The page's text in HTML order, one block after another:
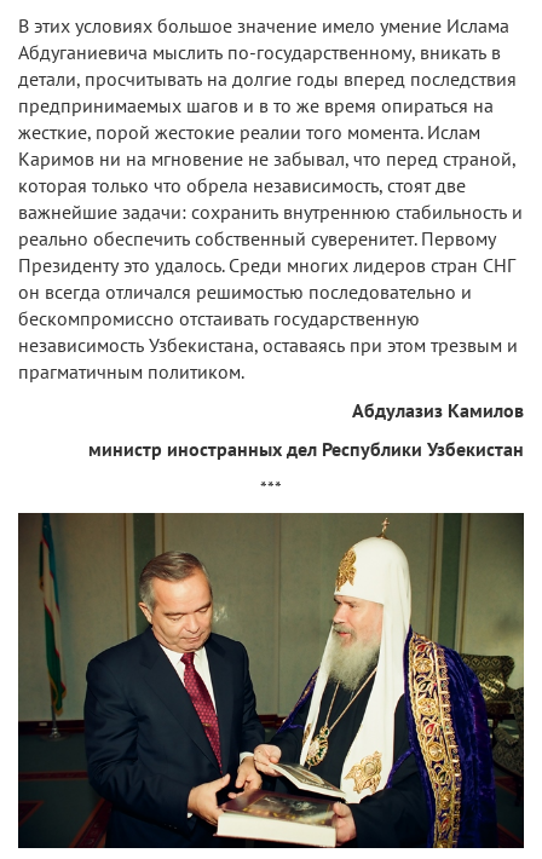
В этих условиях большое значение имело умение Ислама
Абдуганиевича мыслить по-государственному, вникать в
детали, просчитывать на долгие годы вперед последствия
предпринимаемых шагов и в то же время опираться на
жесткие, порой жестокие реалии того момента. Ислам
Каримов ни на мгновение не забывал, что перед страной,
которая только что обрела независимость, стоят две
важнейшие задачи: сохранить внутреннюю стабильность и
реально обеспечить собственный суверенитет. Первому
Президенту это удалось. Среди многих лидеров стран СНГ
он всегда отличался решимостью последовательно и
бескомпромиссно отстаивать государственную
независимость Узбекистана, оставаясь при этом трезвым и
прагматичным политиком.
Абдулазиз Камилов
министр иностранных дел Республики Узбекистан
***